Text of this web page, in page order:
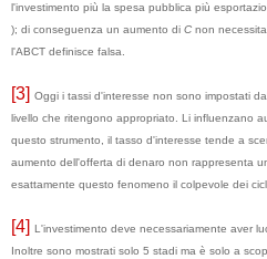
l'investimento più la spesa pubblica più
); di conseguenza un aumento di C non
l'ABCT definisce falsa.
[3]
Oggi i tassi d'interesse non sono impostati
livello che ritengono appropriato. Li influenzano
questo strumento, il tasso d'interesse tende a
aumento dell'offerta di denaro non rappresenta
esattamente questo fenomeno il colpevole dei
[4]
L'investimento deve necessariamente aver
Inoltre sono mostrati solo 5 stadi ma è solo a